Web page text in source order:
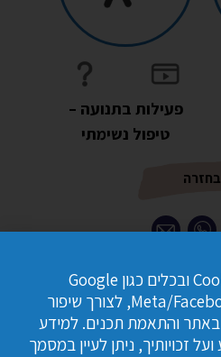
פעילות בתנועה –
טיפול נשימתי
בחזרה
WhatsApp
Email
נוסף לחלק זה?כתבו לנו
עדכנו אותנו
אתר זה משתמש בקובצי Cookie ובכלים כגון Google
Analytics ופיקסלים של Meta/Facebook, לצורך שיפור
באתר והתאמת תכנים. למידע
זכויותיך, ניתן לעיין במסמך